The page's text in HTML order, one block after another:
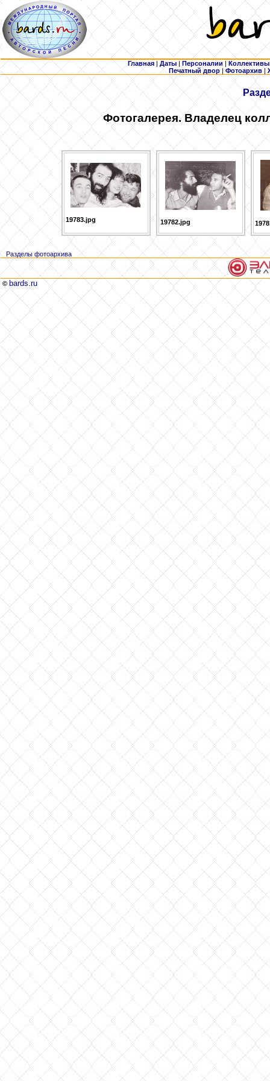
Главная | Даты | Персоналии | Коллективы
Печатный двор |Фотоархив |
Фотогалерея. Владелец
19783.jpg 19782.jpg
Разделы фотоархива
© bards.ru